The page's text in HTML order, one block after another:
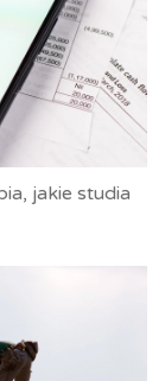
jakie studia